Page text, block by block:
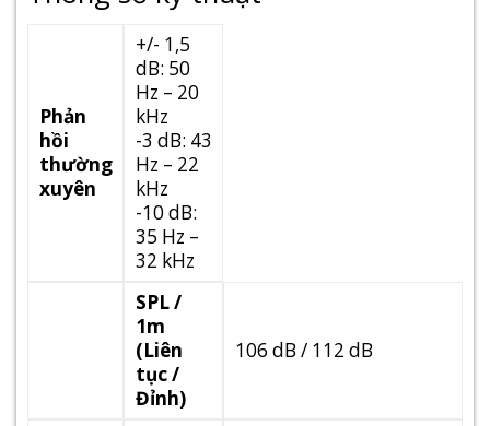
Phản
hồi
thường
xuyên
+/- 1,5
dB: 50
Hz – 20
kHz
-3 dB: 43
Hz – 22
kHz
-10 dB:
35 Hz –
32 kHz
SPL /
1m
(Liên
tục /
Đỉnh)
106 dB / 112 dB